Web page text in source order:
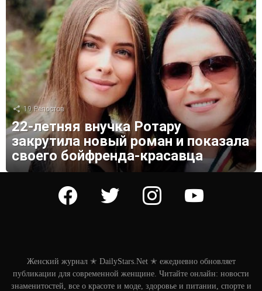
19 Репостов
22-летняя внучка Ротару
закрутила новый роман и показала
своего бойфренда-красавца
facebook twitter instagram youtube
Женский журнал ✭ DailyStars.Net ✭ ежедневно обновляет
публикации для современной женщине. Читайте онлайн: новости
знаменитостей, все о красоте и моде, здоровье и питании, спорте и